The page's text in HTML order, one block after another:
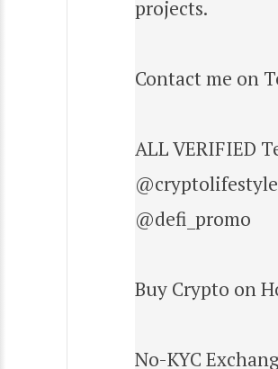
projects.
Contact me on
ALL VERIFIED
@defi_promo
Buy Crypto on
No-KYC